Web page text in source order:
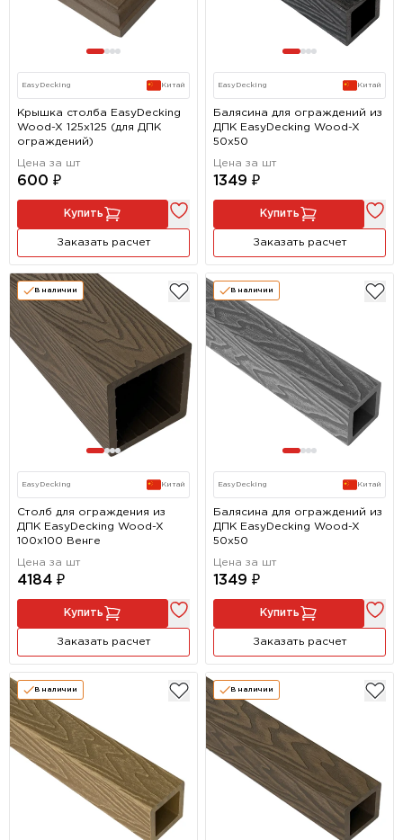
EasyDecking Китай
Крышка столба EasyDecking
Wood-X 125х125 (для ДПК
ограждений)
Цена за шт
600 ₽
Купить
Заказать расчет
EasyDecking Китай
Балясина для ограждений из
ДПК EasyDecking Wood-X
50х50
Цена за шт
1349 ₽
Купить
Заказать расчет
В наличии
EasyDecking Китай
Столб для ограждения из
ДПК EasyDecking Wood-X
100х100 Венге
Цена за шт
4184 ₽
Купить
Заказать расчет
В наличии
EasyDecking Китай
Балясина для ограждений из
ДПК EasyDecking Wood-X
50х50
Цена за шт
1349 ₽
Купить
Заказать расчет
В наличии В наличии